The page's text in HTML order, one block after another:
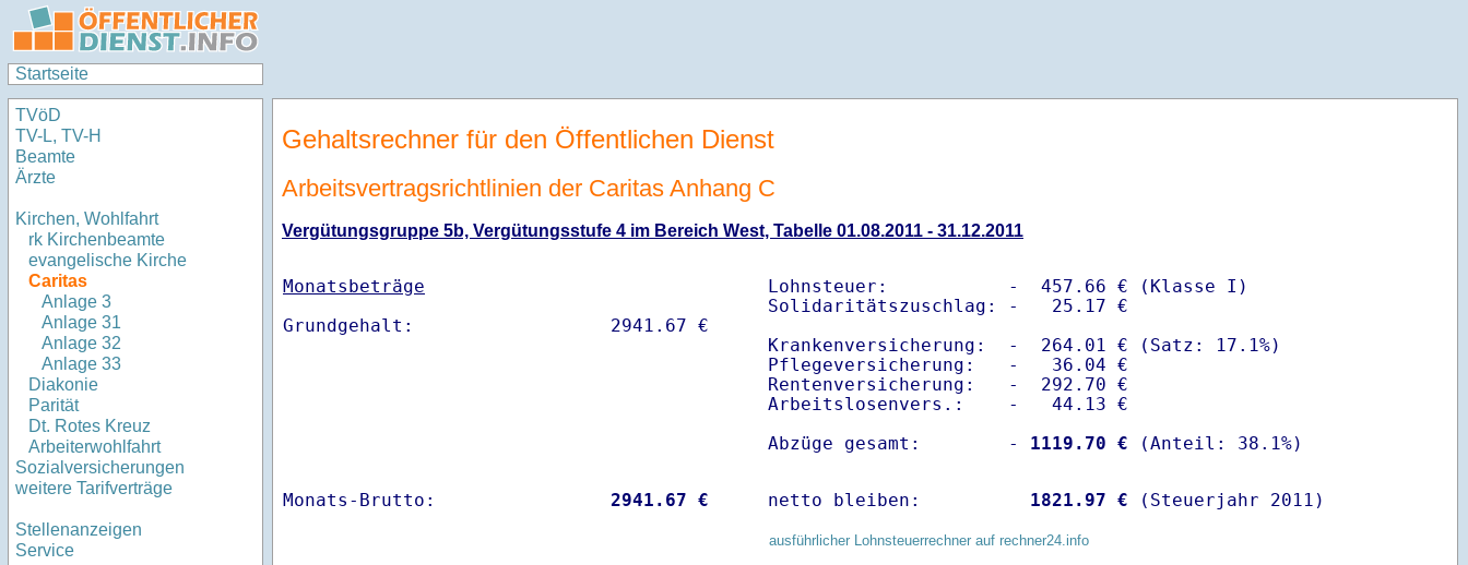
Startseite
TVöD
TV-L, TV-H
Beamte
Ärzte
Kirchen, Wohlfahrt
rk Kirchenbeamte
evangelische Kirche
Caritas
Anlage 3
Anlage 31
Anlage 32
Anlage 33
Diakonie
Parität
Dt. Rotes Kreuz
Arbeiterwohlfahrt
Sozialversicherungen
weitere Tarifverträge
Stellenanzeigen
Service
Gehaltsrechner für den Öffentlichen Dienst
Arbeitsvertragsrichtlinien der Caritas Anhang C
Vergütungsgruppe 5b, Vergütungsstufe 4 im Bereich West, Tabelle 01.08.2011 - 31.12.2011
Monatsbeträge
Lohnsteuer:           -  457.66 € (Klasse I)
Solidaritätszuschlag: -   25.17 €
Krankenversicherung:  -  264.01 € (Satz: 17.1%)
Pflegeversicherung:   -   36.04 €
Rentenversicherung:   -  292.70 €
Arbeitslosenvers.:    -   44.13 €
Abzüge gesamt:        -
1119.70 €
Monats-Brutto: 2941.67 € netto bleiben: 1821.97 € (Steuerjahr 2011)
ausführlicher Lohnsteuerrechner auf rechner24.info